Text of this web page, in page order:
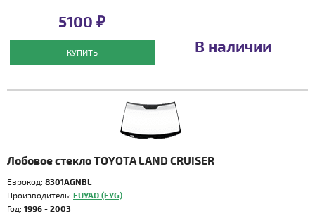
5100 ₽
КУПИТЬ В наличии
Лобовое стекло TOYOTA LAND CRUISER
Еврокод: 8301AGNBL
Производитель: FUYAO (FYG)
Год: 1996 - 2003